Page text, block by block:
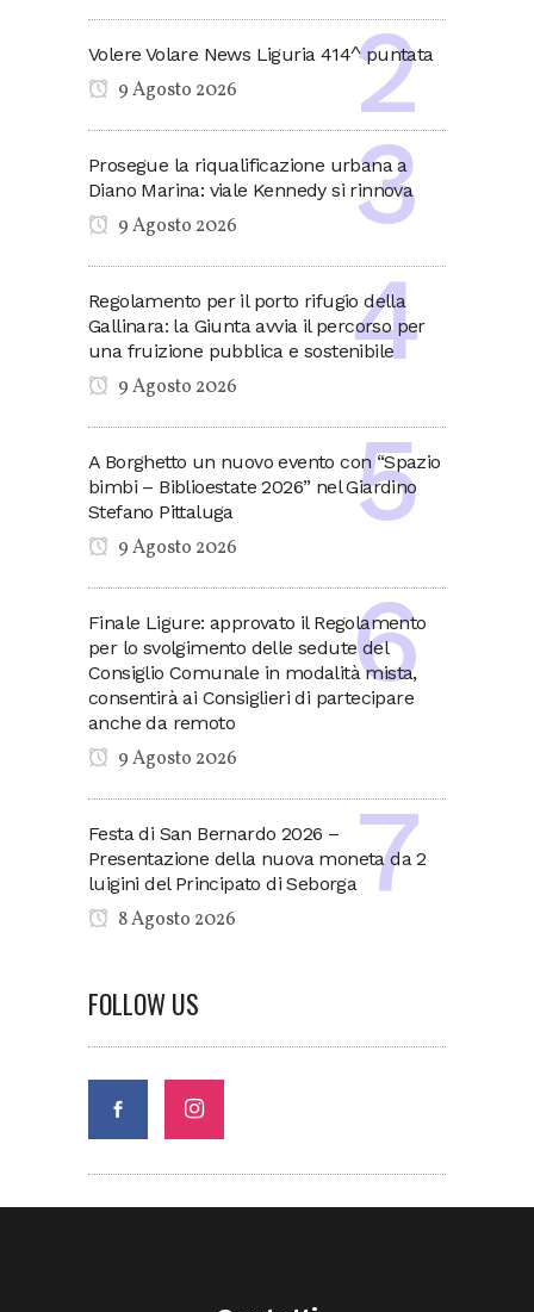
Volere Volare News Liguria 414^ puntata
9 Agosto 2026
Prosegue la riqualificazione urbana a
Diano Marina: viale Kennedy si rinnova
9 Agosto 2026
Regolamento per il porto rifugio della
Gallinara: la Giunta avvia il percorso per
una fruizione pubblica e sostenibile
9 Agosto 2026
A Borghetto un nuovo evento con “Spazio
bimbi – Biblioestate 2026” nel Giardino
Stefano Pittaluga
9 Agosto 2026
Finale Ligure: approvato il Regolamento
per lo svolgimento delle sedute del
Consiglio Comunale in modalità mista,
consentirà ai Consiglieri di partecipare
anche da remoto
9 Agosto 2026
Festa di San Bernardo 2026 –
Presentazione della nuova moneta da 2
luigini del Principato di Seborga
8 Agosto 2026
FOLLOW US